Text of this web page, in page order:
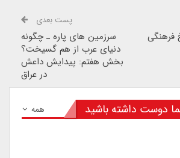
پست بعدی
سرزمین های پاره ـ چگونه
دنیای عرب از هم گسیخت؟
بخش هفتم: پیدایش داعش
در عراق
همه دوست داشته باشید